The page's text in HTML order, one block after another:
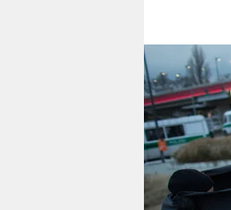
berlin
nord
wahrheit
verlag